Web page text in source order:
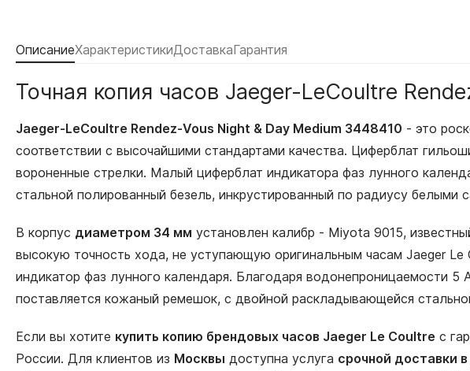
ОписаниеХарактеристикиДоставкаГарантия
Точная копия часов Jaeger-LeCoultre
Jaeger-LeCoultre Rendez-Vous Night & Day Medium 3448410 - это
соответствии с высочайшими стандартами качества. Циферблат
вороненные стрелки. Малый циферблат индикатора фаз лунного
стальной полированный безель, инкрустированный по радиусу белыми
В корпус диаметром 34 мм установлен калибр - Miyota 9015,
высокую точность хода, не уступающую оригинальным часам Jaeger
индикатор фаз лунного календаря. Благодаря водонепроницаемости
поставляется кожаный ремешок, с двойной раскладывающейся
Если вы хотите купить копию брендовых часов Jaeger Le Coultre с
России. Для клиентов из Москвы доступна услуга срочной доставки